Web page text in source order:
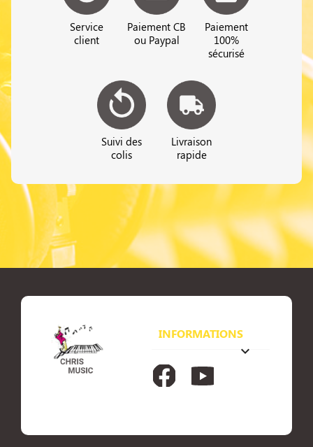
Service
client
Paiement CB
ou Paypal
Paiement
100%
sécurisé
Suivi des
colis
Livraison
rapide
INFORMATIONS
keyboard_arrow_down
FacebookYouTube